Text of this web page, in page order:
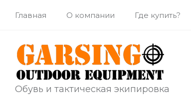
Главная О компании Где купить?
Обувь и тактическая экипировка